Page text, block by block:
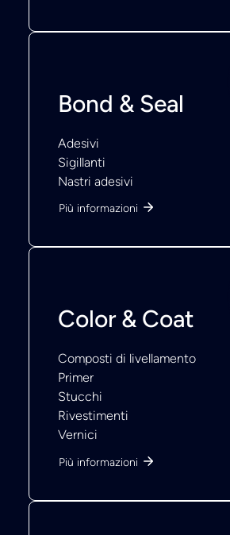
Bond & Seal
Adesivi
Sigillanti
Nastri adesivi
Più informazioni
Color & Coat
Composti di livellamento
Primer
Stucchi
Rivestimenti
Vernici
Più informazioni